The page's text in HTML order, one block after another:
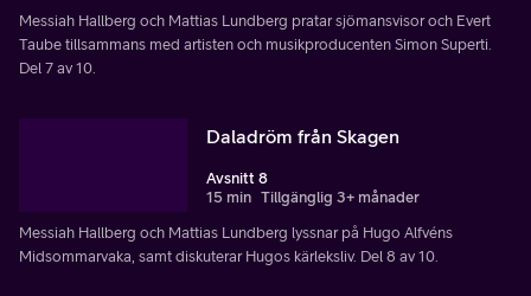
Messiah Hallberg och Mattias Lundberg pratar sjömansvisor och Evert
Taube tillsammans med artisten och musikproducenten Simon Superti.
Del 7 av 10.
Daladröm från Skagen
Avsnitt 8
15 min Tillgänglig 3+ månader
Messiah Hallberg och Mattias Lundberg lyssnar på Hugo Alfvéns
Midsommarvaka, samt diskuterar Hugos kärleksliv. Del 8 av 10.